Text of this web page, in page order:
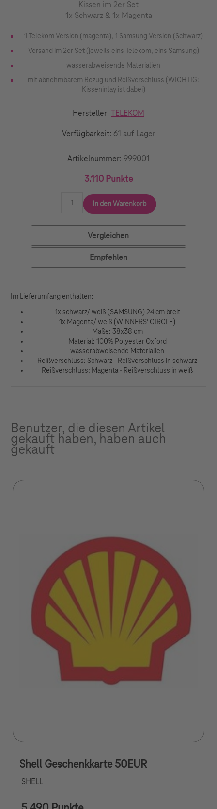
Kissen im 2er Set
1x Schwarz & 1x Magenta
1 Telekom Version (magenta), 1 Samsung Version (Schwarz)
Versand im 2er Set (jeweils eins Telekom, eins Samsung)
wasserabweisende Materialien
mit abnehmbarem Bezug und Reißverschluss (WICHTIG:
Kisseninlay ist dabei)
Hersteller: TELEKOM
Verfügbarkeit: 61 auf Lager
Artikelnummer: 999001
3.110 Punkte
In den Warenkorb
Vergleichen
Empfehlen
Im Lieferumfang enthalten:
1x schwarz/ weiß (SAMSUNG) 24 cm breit
1x Magenta/ weiß (WINNERS’ CIRCLE)
Maße: 38x38 cm
Material: 100% Polyester Oxford
wasserabweisende Materialien
Reißverschluss: Schwarz - Reißverschluss in schwarz
Reißverschluss: Magenta - Reißverschluss in weiß
Benutzer, die diesen Artikel
gekauft haben, haben auch
gekauft
Shell Geschenkkarte 50EUR
SHELL